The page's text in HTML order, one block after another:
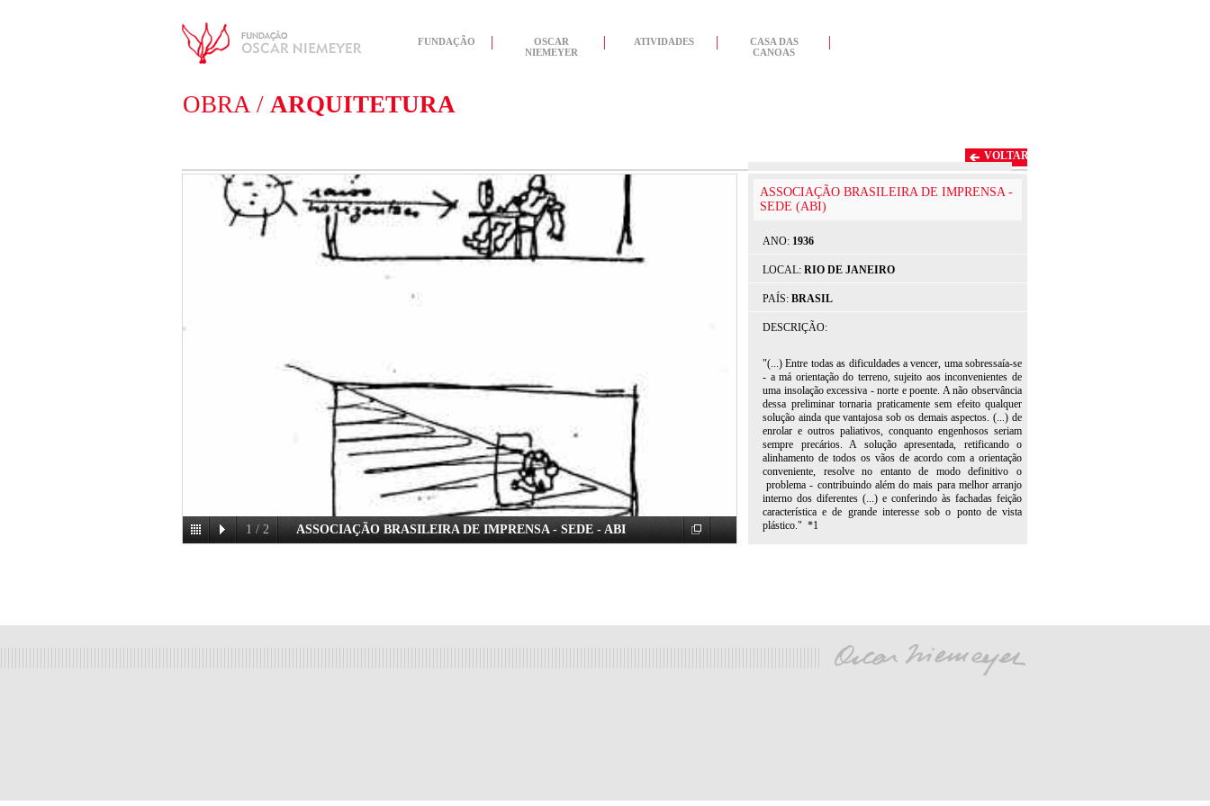
FUNDAÇÃO
OSCAR
NIEMEYER
ATIVIDADES
CASA DAS
CANOAS
OBRA / ARQUITETURA
VOLTAR
1 / 2 ASSOCIAÇÃO BRASILEIRA DE IMPRENSA - SEDE - ABI
ASSOCIAÇÃO BRASILEIRA DE IMPRENSA -
SEDE (ABI)
ANO: 1936
LOCAL: RIO DE JANEIRO
PAÍS: BRASIL
DESCRIÇÃO:
"(...) Entre todas as dificuldades a vencer, uma sobressaía-se
- a má orientação do terreno, sujeito aos inconvenientes de
uma insolação excessiva - norte e poente. A não observância
dessa preliminar tornaria praticamente sem efeito qualquer
solução ainda que vantajosa sob os demais aspectos. (...) de
enrolar e outros paliativos, conquanto engenhosos seriam
sempre precários. A solução apresentada, retificando o
alinhamento de todos os vãos de acordo com a orientação
conveniente, resolve no entanto de modo definitivo o
problema - contribuindo além do mais para melhor arranjo
interno dos diferentes (...) e conferindo às fachadas feição
característica e de grande interesse sob o ponto de vista
plástico." *1